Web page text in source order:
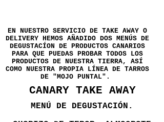
EN NUESTRO SERVICIO DE TAKE AWAY O
DELIVERY HEMOS AÑADIDO DOS MENÚS DE
DEGUSTACÍON DE PRODUCTOS CANARIOS
PARA QUE PUEDAS PROBAR TODOS LOS
PRODUCTOS DE NUESTRA TIERRA, ASÍ
COMO NUESTRA PROPIA LÍNEA DE TARROS
DE "MOJO PUNTAL".
CANARY TAKE AWAY
MENÚ DE DEGUSTACIÓN.